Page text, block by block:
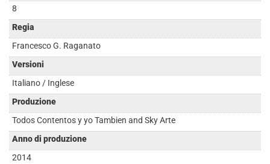
8
Regia
Francesco G. Raganato
Versioni
Italiano / Inglese
Produzione
Todos Contentos y yo Tambien and Sky Arte
Anno di produzione
2014